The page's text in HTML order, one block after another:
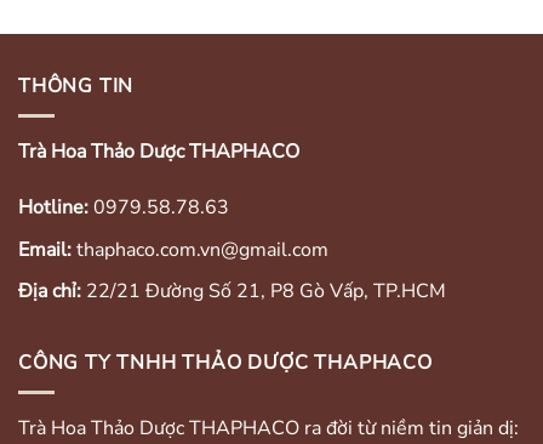
THÔNG TIN
Trà Hoa Thảo Dược THAPHACO
Hotline:0979.58.78.63
Email:thaphaco.com.vn@gmail.com
Địa chỉ: 22/21 Đường Số 21, P8 Gò Vấp, TP.HCM
CÔNG TY TNHH THẢO DƯỢC THAPHACO
Trà Hoa Thảo Dược THAPHACO ra đời từ niềm tin giản dị: